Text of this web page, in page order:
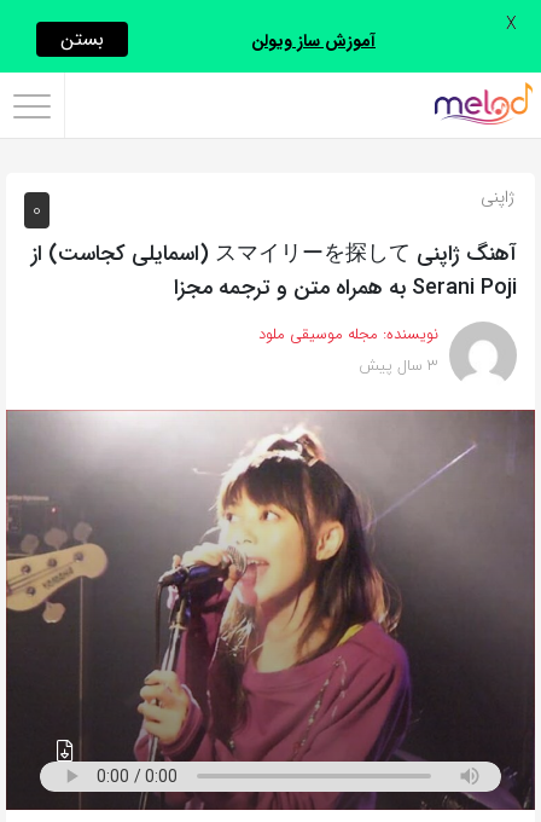
اشتراک
با
از
روش‌های
زیر
این
صفحه
را
0 ژاپنی
آهنگ ژاپنی スマイリーを探して (اسمایلی کجاست) از
Serani Poji به همراه متن و ترجمه مجزا
نویسنده: مجله موسیقی ملود
3 سال پیش
آموزش ساز ویولن بستن X